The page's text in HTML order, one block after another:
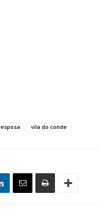
esposa vila do conde